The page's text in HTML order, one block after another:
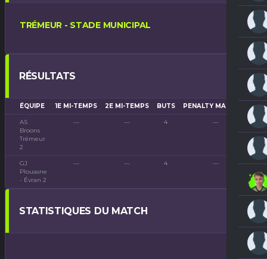
TRÉMEUR - STADE MUNICIPAL
RÉSULTATS
ÉQUIPE 1E MI-TEMPS 2E MI-TEMPS BUTS PENALTY MARQUÉS
AS
Broons
Trémeur
2
— — 4 —
GJ
Plouasne
- Évran 2
— — 4 —
STATISTIQUES DU MATCH